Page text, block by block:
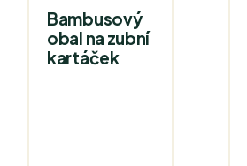
Bambusový
obal na zubní
kartáček